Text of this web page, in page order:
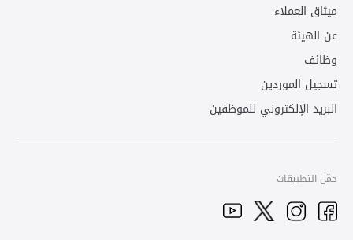
ميثاق العملاء
عن الهيئة
وظائف
تسجيل الموردين
البريد الإلكتروني للموظفين
حمّل التطبيقات
Facebook
Instagram
Twitter
YouTube